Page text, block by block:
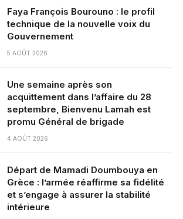
Faya François Bourouno : le profil
technique de la nouvelle voix du
Gouvernement
5 AOÛT 2026
Une semaine après son
acquittement dans l’affaire du 28
septembre, Bienvenu Lamah est
promu Général de brigade
4 AOÛT 2026
Départ de Mamadi Doumbouya en
Grèce : l’armée réaffirme sa fidélité
et s’engage à assurer la stabilité
intérieure